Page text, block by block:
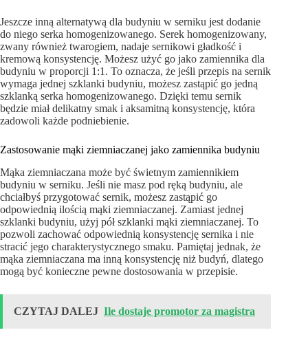
Jeszcze inną alternatywą dla budyniu w serniku jest dodanie
do niego serka homogenizowanego. Serek homogenizowany,
zwany również twarogiem, nadaje sernikowi gładkość i
kremową konsystencję. Możesz użyć go jako zamiennika dla
budyniu w proporcji 1:1. To oznacza, że jeśli przepis na sernik
wymaga jednej szklanki budyniu, możesz zastąpić go jedną
szklanką serka homogenizowanego. Dzięki temu sernik
będzie miał delikatny smak i aksamitną konsystencję, która
zadowoli każde podniebienie.
Zastosowanie mąki ziemniaczanej jako zamiennika budyniu
Mąka ziemniaczana może być świetnym zamiennikiem
budyniu w serniku. Jeśli nie masz pod ręką budyniu, ale
chciałbyś przygotować sernik, możesz zastąpić go
odpowiednią ilością mąki ziemniaczanej. Zamiast jednej
szklanki budyniu, użyj pół szklanki mąki ziemniaczanej. To
pozwoli zachować odpowiednią konsystencję sernika i nie
stracić jego charakterystycznego smaku. Pamiętaj jednak, że
mąka ziemniaczana ma inną konsystencję niż budyń, dlatego
mogą być konieczne pewne dostosowania w przepisie.
CZYTAJ DALEJ Ile dostaje promotor za magistra